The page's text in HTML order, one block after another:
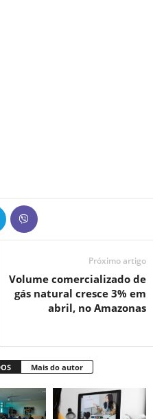
Próximo artigo
Volume comercializado de
gás natural cresce 3% em
abril, no Amazonas
Mais do autor